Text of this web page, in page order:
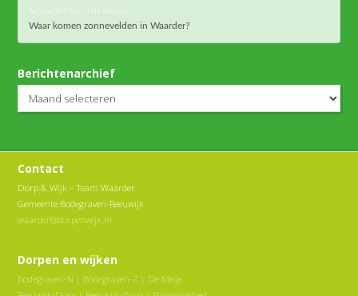
Autobedrijf Gerrit de Vries op
Waar komen zonnevelden in Waarder?
Berichtenarchief
Contact
Dorp & Wijk – Team Waarder
Gemeente Bodegraven-Reeuwijk
waarder@dorpenwijk.nl
Dorpen en wijken
Bodegraven-N | Bodegraven-Z | De Meije